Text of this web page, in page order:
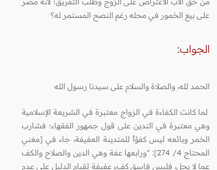
على بيع الخمور في محله رغم النصح المستمر له؟
الجواب:
الحمد لله، والصلاة والسلام على سيدنا رسول الله
لما كانت الكفاءة في الزواج معتبرة في الشريعة الإسلامية
وهي معتبرة في التدين على قول جمهور الفقهاء؛ فشارب
الخمر وبائعه ليس كفؤاً للمتدينة العفيفة، جاء في [مغني
المحتاج 4/ 274]: "ورابعها عفة وهي الدين والصلاح والكف
عما لا يحل، فليس فاسق كفء عفيفة لقيام الدليل على عدم